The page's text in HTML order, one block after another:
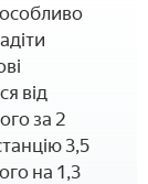
від
за 2
3,5
на 1,3